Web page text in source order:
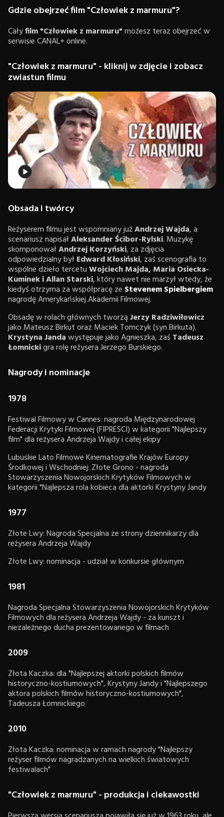
Gdzie obejrzeć film "Człowiek z marmuru"?
Całyfilm "Człowiek z marmuru"możesz teraz obejrzeć w
serwisie CANAL+ online.
"Człowiek z marmuru" - kliknij w zdjęcie i zobacz
zwiastun filmu
Obsada i twórcy
Reżyserem filmu jest wspomniany jużAndrzej Wajda, a
scenariusz napisałAleksander Ścibor-Rylski. Muzykę
skomponowałAndrzej Korzyński, za zdjęcia
odpowiedzialny byłEdward Kłosiński, zaś scenografia to
wspólne dzieło tercetuWojciech Majda, Maria Osiecka-
Kuminek i Allan Starski, który nawet nie marzył wtedy, że
kiedyś otrzyma za współpracę ze Stevenem Spielbergiem
nagrodę Amerykańskiej Akademii Filmowej.
Obsadę w rolach głównych tworząJerzy Radziwiłowicz
jako Mateusz Birkut oraz Maciek Tomczyk (syn Birkuta).
Krystyna Jandawystępuje jako Agnieszka, zaś Tadeusz
Łomnickigra rolę reżysera Jerzego Burskiego.
Nagrody i nominacje
1978
Festiwal Filmowy w Cannes: nagroda Międzynarodowej
Federacji Krytyki Filmowej (FIPRESCI) w kategorii "Najlepszy
film" dla reżysera Andrzeja Wajdy i całej ekipy
Lubuskie Lato Filmowe Kinematografie Krajów Europy
Środkowej i Wschodniej: Złote Grono - nagroda
Stowarzyszenia Nowojorskich Krytyków Filmowych w
kategorii "Najlepsza rola kobieca dla aktorki Krystyny Jandy
1977
Złote Lwy: Nagroda Specjalna ze strony dziennikarzy dla
reżysera Andrzeja Wajdy
Złote Lwy: nominacja - udział w konkursie głównym
1981
Nagroda Specjalna Stowarzyszenia Nowojorskich Krytyków
Filmowych dla reżysera Andrzeja Wajdy - za kunszt i
niezależnego ducha prezentowanego w filmach
2009
Złota Kaczka: dla "Najlepszej aktorki polskich filmów
historyczno-kostiumowych", Krystyny Jandy i "Najlepszego
aktora polskich filmów historyczno-kostiumowych",
Tadeusza Łomnickiego
2010
Złota Kaczka: nominacja w ramach nagrody "Najlepszy
reżyser filmów nagradzanych na wielkich światowych
festiwalach"
"Człowiek z marmuru" - produkcja i ciekawostki